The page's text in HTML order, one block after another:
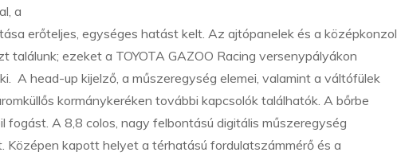
a
erőteljes, egységes hatást kelt. Az ajtópanelek és a középkonzol
ezeket a TOYOTA GAZOO Racing versenypályákon
head-up kijelző, a műszeregység elemei, valamint a váltófülek
kormánykeréken további kapcsolók találhatók. A bőrbe
fogást. A 8,8 colos, nagy felbontású digitális műszeregység
kapott helyet a térhatású fordulatszámmérő és a